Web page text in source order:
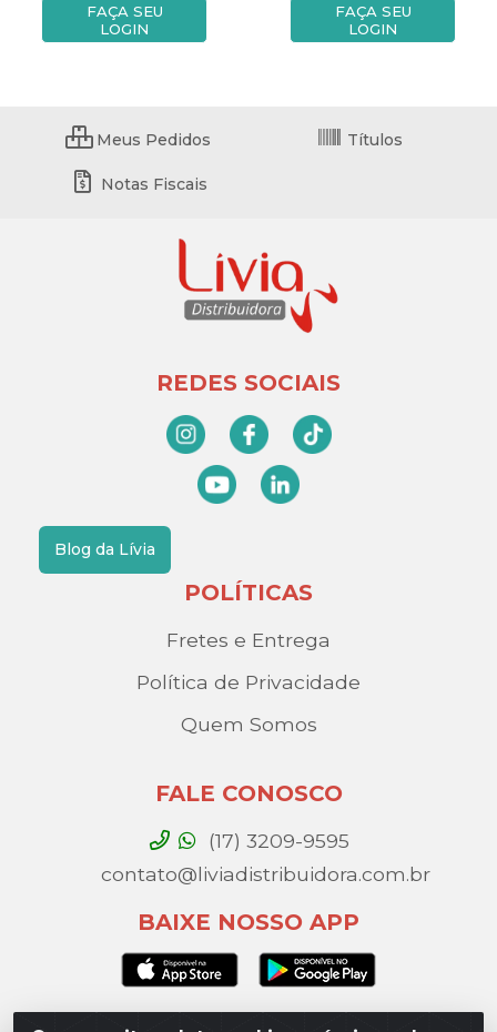
FAÇA SEU
LOGIN
FAÇA SEU
LOGIN
Meus Pedidos Títulos
Notas Fiscais
REDES SOCIAIS
Blog da Lívia
POLÍTICAS
Fretes e Entrega
Política de Privacidade
Quem Somos
FALE CONOSCO
(17) 3209-9595
contato@liviadistribuidora.com.br
BAIXE NOSSO APP